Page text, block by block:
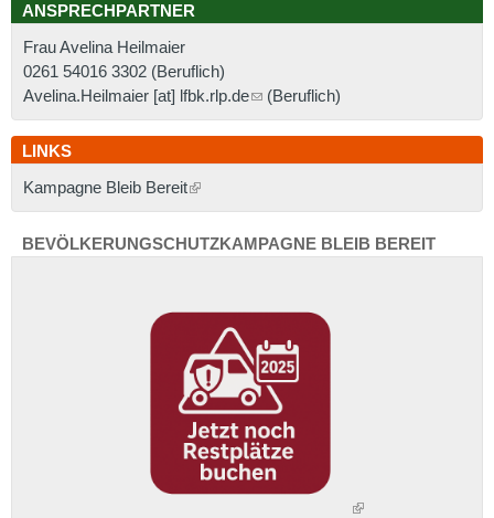
ANSPRECHPARTNER
Frau Avelina Heilmaier
0261 54016 3302 (Beruflich)
Avelina.Heilmaier [at] lfbk.rlp.de
(Beruflich)
LINKS
Kampagne Bleib Bereit
BEVÖLKERUNGSCHUTZKAMPAGNE BLEIB BEREIT